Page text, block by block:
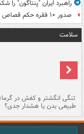
راهبرد ایران "پنتاگون"
صدور ۱۰ فقره حکم قصاص برای «کلثوم اکبری»
سلامت
تنگی انگشتر و کفش در
طبیعی بدن یا هشدار جدی؟